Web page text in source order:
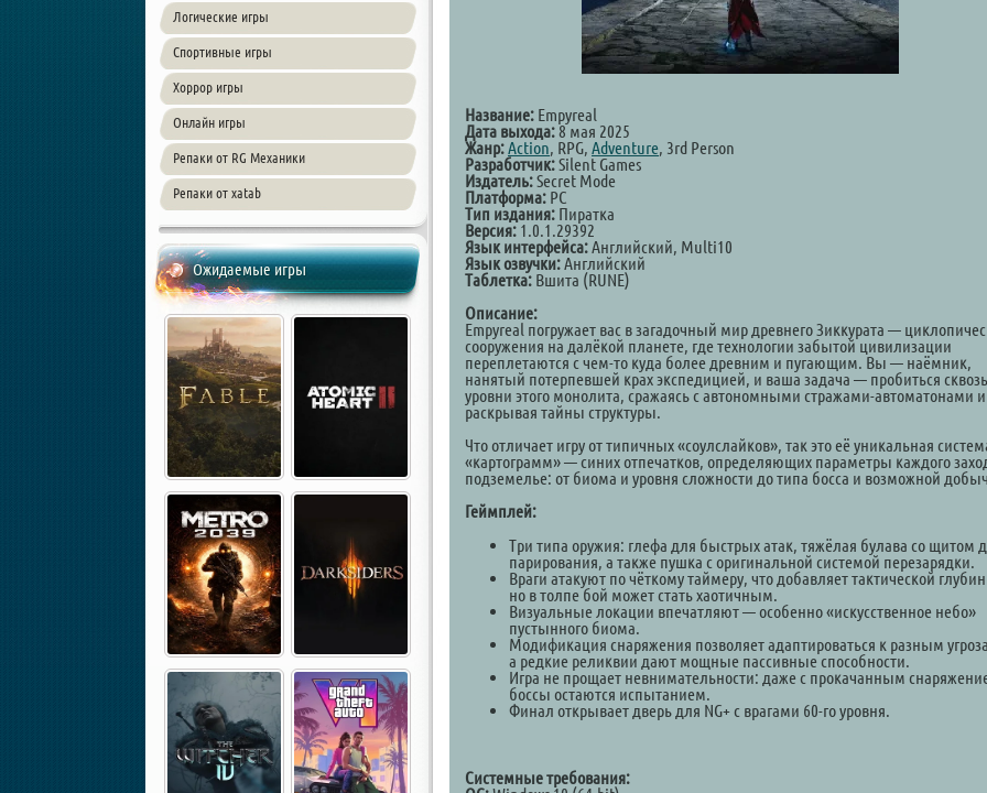
Логические игры
Спортивные игры
Хоррор игры
Онлайн игры
Репаки от RG Механики
Репаки от xatab
Ожидаемые игры
Название: Empyreal
Дата выхода:8 мая 2025
Жанр:Action, RPG, Adventure, 3rd Person
Разработчик:Silent Games
Издатель:Secret Mode
Платформа: PC
Тип издания: Пиратка
Версия: 1.0.1.29392
Язык интерфейса:Английский, Multi10
Язык озвучки:Английский
Таблетка: Вшита (RUNE)
Описание:
Empyreal погружает вас в загадочный мир древнего Зиккурата —
сооружения на далёкой планете, где технологии забытой цивилизации
переплетаются с чем-то куда более древним и пугающим. Вы — наёмник,
нанятый потерпевшей крах экспедицией, и ваша задача — пробиться сквозь
уровни этого монолита, сражаясь с автономными стражами-автоматонами и
раскрывая тайны структуры.
Что отличает игру от типичных «соулслайков», так это её уникальная
«картограмм» — синих отпечатков, определяющих параметры каждого
подземелье: от биома и уровня сложности до типа босса и возможной
Геймплей:
Три типа оружия: глефа для быстрых атак, тяжёлая булава со щитом
парирования, а также пушка с оригинальной системой перезарядки.
Враги атакуют по чёткому таймеру, что добавляет тактической
но в толпе бой может стать хаотичным.
Визуальные локации впечатляют — особенно «искусственное небо»
пустынного биома.
Модификация снаряжения позволяет адаптироваться к разным
а редкие реликвии дают мощные пассивные способности.
Игра не прощает невнимательности: даже с прокачанным
боссы остаются испытанием.
Финал открывает дверь для NG+ с врагами 60-го уровня.
Системные требования: